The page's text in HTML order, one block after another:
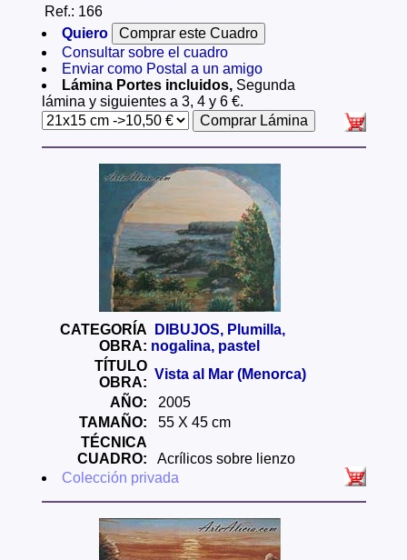
Ref.: 166
Quiero
Consultar sobre el cuadro
Enviar como Postal a un amigo
Lámina Portes incluidos, Segunda
lámina y siguientes a 3, 4 y 6 €.
CATEGORÍA
OBRA:
DIBUJOS, Plumilla,
nogalina, pastel
TÍTULO
OBRA:
Vista al Mar (Menorca)
AÑO:
2005
TAMAÑO:
55 X 45 cm
TÉCNICA
CUADRO:
Acrílicos sobre lienzo
Colección privada